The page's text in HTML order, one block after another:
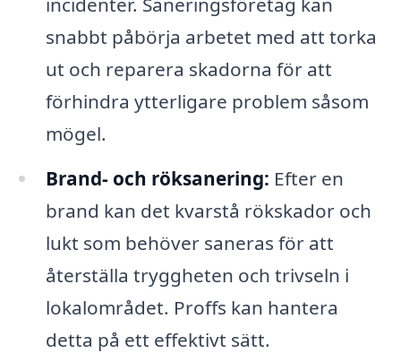
snabbt påbörja arbetet med att torka
ut och reparera skadorna för att
förhindra ytterligare problem såsom
mögel.
Brand- och röksanering: Efter en
brand kan det kvarstå rökskador och
lukt som behöver saneras för att
återställa tryggheten och trivseln i
lokalområdet. Proffs kan hantera
detta på ett effektivt sätt.